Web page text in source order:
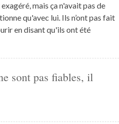
mais ça n'avait pas de
qu'avec lui. Ils n’ont pas fait
en disant qu'ils ont été
sont pas fiables, il